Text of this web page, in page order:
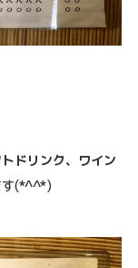
ドリンク、ワイン
す(*^^*)